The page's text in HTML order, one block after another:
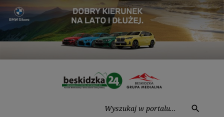
Przejdź
treści
search